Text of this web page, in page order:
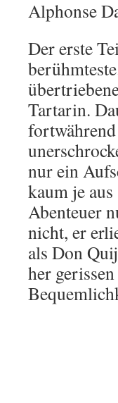
Alphonse
Der erste
Tartarin.
nur ein
kaum je
Abenteuer
nicht, er
als Don
her